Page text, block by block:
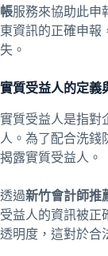
帳服務來協助此申
東資訊的正確申報
失。
實質受益人的定義
實質受益人是指對
人。為了配合洗錢
揭露實質受益人。
透過新竹會計師推
受益人的資訊被正
透明度，這對於合